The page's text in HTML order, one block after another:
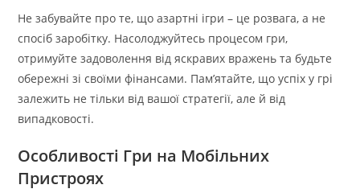
Не забувайте про те, що азартні ігри – це розвага, а не
спосіб заробітку. Насолоджуйтесь процесом гри,
отримуйте задоволення від яскравих вражень та будьте
обережні зі своїми фінансами. Пам’ятайте, що успіх у грі
залежить не тільки від вашої стратегії, але й від
випадковості.
Особливості Гри на Мобільних
Пристроях